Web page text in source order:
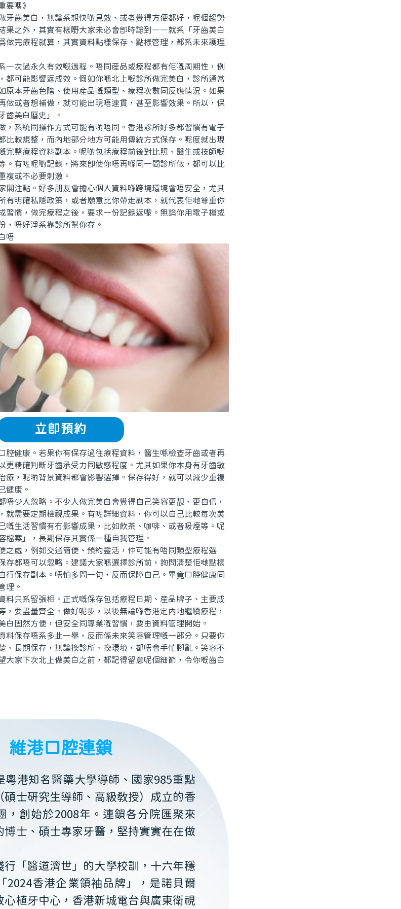
嗎》
齒美白，無論系想快啲見效、或者覺得方便都好，呢個趨勢
果之外，其實有樣嘢大家未必會即時諗到——就系「牙齒美白
做完療程就算，其實資料點樣保存、點樣管理，都系未來護理
次過永久有效嘅過程。唔同産品或療程都有佢嘅周期性，例
都可能影響返成效。假如你喺北上嘅診所做完美白，診所通常
原本牙齒色階、使用産品嘅類型、療程次數同反應情況。如果
做或者想補做，就可能出現唔連貫，甚至影響效果。所以，保
齒美白曆史」。
系統同操作方式可能有啲唔同。香港診所好多都習慣有電子
比較規整，而內地部分地方可能用傳統方式保存。呢度就出現
完整療程資料副本。呢啲包括療程前後對比照、醫生或技師嘅
。有咗呢啲記錄，將來即使你唔再喺同一間診所做，都可以比
複或不必要刺激。
注點。好多朋友會擔心個人資料喺跨境環境會唔安全，尤其
有明確私隱政策，或者願意比你帶走副本，就代表佢哋尊重你
習慣，做完療程之後，要求一份記錄返嚟。無論你用電子檔或
，唔好淨系靠診所幫你存。
唔
立即預約
健康。若果你有保存過往療程資料，醫生喺檢查牙齒或者再
更精確判斷牙齒承受力同敏感程度。尤其如果你本身有牙齒敏
療，呢啲背景資料都會影響選擇。保存得好，就可以減少重複
健康。
少人忽略。不少人做完美白會覺得自己笑容更靓、更自信，
就需要定期檢視成果。有咗詳細資料，你可以自己比較每次美
嘅生活習慣有冇影響成果，比如飲茶、咖啡、或者吸煙等。呢
檔案」，長期保存其實係一種自我管理。
處，例如交通簡便、預約靈活，仲可能有唔同類型療程選
存都唔可以忽略。建議大家喺選擇診所前，詢問清楚佢哋點樣
行保存副本。唔怕多問一句，反而保障自己。畢竟口腔健康同
理。
只系留張相。正式嘅保存包括療程日期、産品牌子、主要成
，要盡量齊全。做好呢步，以後無論喺香港定內地繼續療程，
白固然方便，但安全同專業嘅習慣，要由資料管理開始。
保存唔系多此一舉，反而係未來笑容管理嘅一部分。只要你
、長期保存，無論換診所、換環境，都唔會手忙腳亂。笑容不
大家下次北上做美白之前，都記得留意呢個細節，令你嘅齒白
維港口腔連鎖
粵港知名醫藥大學導師、國家985重點
碩士研究生導師、高級教授）成立的香
，創始於2008年。連鎖各分院匯聚來
博士、碩士專家牙醫，堅持實實在在做
行「醫道濟世」的大學校訓，十六年穩
2024香港企業領袖品牌」，是諾貝爾
心植牙中心，香港新城電台與廣東衛視